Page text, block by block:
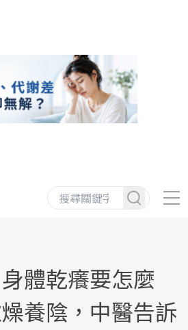
體乾癢要怎麼
養陰，中醫告訴